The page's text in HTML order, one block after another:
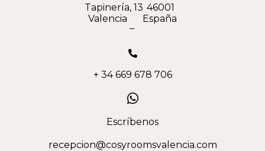
Tapinería, 13 46001
Valencia
–
España
+ 34 669 678 706
Escríbenos
recepcion@cosyroomsvalencia.com